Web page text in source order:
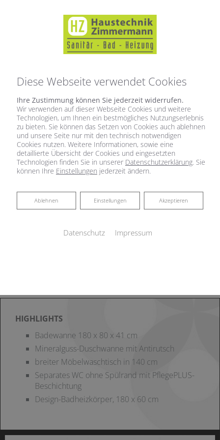
Startseite»Bad»Badinspiration & Musterbäder» Basic-Bad 15,9 ㎡
Basic-Bad 15,9 ㎡
HIGHLIGHTS
Badewanne 180 x 80 x 41 cm
Mineralguss-Duschwanne mit Antirutsch
breiter Möbelwaschtisch in 140 cm
Separates WC ohne Spülrand mit PflegePLUS-
Beschichtung
Design-Badheizkörper, 180 x 60 cm
Diese Webseite verwendet Cookies
Ihre Zustimmung können Sie jederzeit widerrufen.
Wir verwenden auf dieser Webseite Cookies und weitere
Technologien, um Ihnen ein bestmögliches Nutzungserlebnis
zu bieten. Sie können das Setzen von Cookies auch ablehnen
und unsere Seite nur mit den technisch notwendigen
Cookies nutzen. Weitere Informationen, sowie eine
detaillierte Übersicht der Cookies und eingesetzten
Technologien finden Sie in unserer Datenschutzerklärung. Sie
können Ihre Einstellungen jederzeit ändern.
Akzeptieren
Einstellungen
Ablehnen
Ablehnen
Datenschutz Impressum